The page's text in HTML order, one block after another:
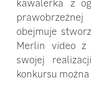
kawalerka z
prawobrzeżnej
obejmuje
Merlin video z
swojej
konkursu